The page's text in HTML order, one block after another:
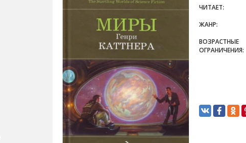
ЧИТАЕТ:
ЖАНР:
ВОЗРАСТНЫЕ
ОГРАНИЧЕНИЯ: